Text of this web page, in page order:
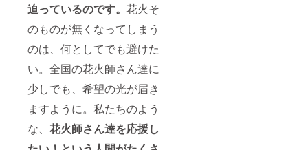
迫っているのです。 花火そ
のものが無くなってしまう
のは、何としてでも避けた
い。全国の花火師さん達に
少しでも、希望の光が届き
ますように。私たちのよう
な、 花火師さん達を応援し